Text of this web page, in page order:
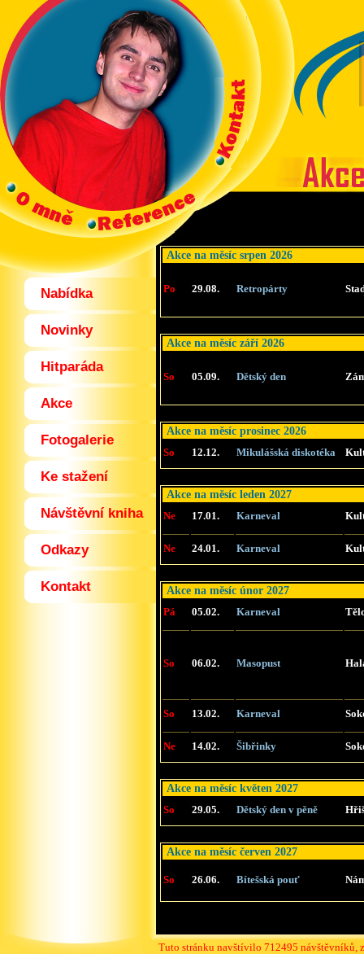
Nabídka
Novinky
Hitparáda
Akce
Fotogalerie
Ke stažení
Návštěvní kniha
Odkazy
Kontakt
Akce na měsíc srpen 2026
Po 29.08. Retropárty
Akce na měsíc září 2026
So 05.09. Dětský den
Akce na měsíc prosinec 2026
So 12.12. Mikulášská diskotéka
Akce na měsíc leden 2027
Ne 17.01. Karneval
Ne 24.01. Karneval
Akce na měsíc únor 2027
Pá 05.02. Karneval
So 06.02. Masopust
So 13.02. Karneval
Ne 14.02. Šibřinky
Akce na měsíc květen 2027
So 29.05. Dětský den v pěně
Akce na měsíc červen 2027
So 26.06. Bítešská pouť
Tuto stránku navštívilo 712495 návštěvníků,